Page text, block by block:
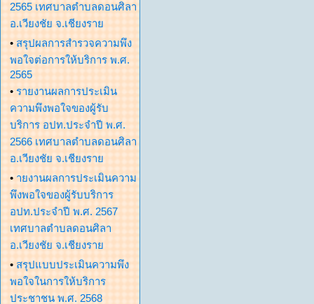
2565 เทศบาลตำบลดอนศิลา
อ.เวียงชัย จ.เชียงราย
• สรุปผลการสำรวจความพึง
พอใจต่อการให้บริการ พ.ศ.
2565
• รายงานผลการประเมิน
ความพึงพอใจของผู้รับ
บริการ อปท.ประจำปี พ.ศ.
2566 เทศบาลตำบลดอนศิลา
อ.เวียงชัย จ.เชียงราย
• ายงานผลการประเมินความ
พึงพอใจของผู้รับบริการ
อปท.ประจำปี พ.ศ. 2567
เทศบาลตำบลดอนศิลา
อ.เวียงชัย จ.เชียงราย
• สรุปแบบประเมินความพึง
พอใจในการให้บริการ
ประชาชน พ.ศ. 2568